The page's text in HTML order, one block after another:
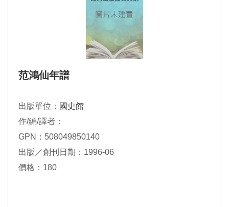
范鴻仙年譜
出版單位： 國史館
作/編/譯者：
GPN：508049850140
出版／創刊日期：1996-06
價格：180